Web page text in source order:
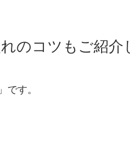
のコツもご紹介
」です。